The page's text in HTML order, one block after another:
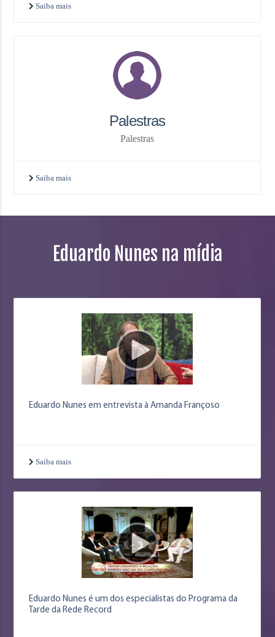
Saiba mais
Palestras
Palestras
Saiba mais
Eduardo Nunes na mídia
Eduardo Nunes em entrevista à Amanda Françoso
Saiba mais
Eduardo Nunes é um dos especialistas do Programa da
Tarde da Rede Record